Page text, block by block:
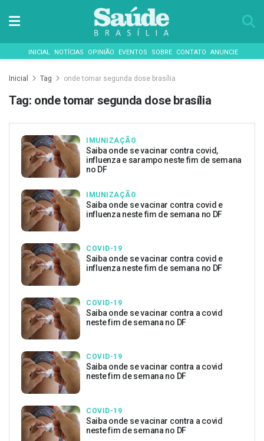
INICIAL NOTÍCIAS OPINIÃO EVENTOS SOBRE CONTATO ANUNCIE
Inicial Tag onde tomar segunda dose brasília
Tag: onde tomar segunda dose brasília
IMUNIZAÇÃO
Saiba onde se vacinar contra covid,
influenza e sarampo neste fim de semana
no DF
IMUNIZAÇÃO
Saiba onde se vacinar contra covid e
influenza neste fim de semana no DF
COVID-19
Saiba onde se vacinar contra covid e
influenza neste fim de semana no DF
COVID-19
Saiba onde se vacinar contra a covid
neste fim de semana no DF
COVID-19
Saiba onde se vacinar contra a covid
neste fim de semana no DF
COVID-19
Saiba onde se vacinar contra a covid
neste fim de semana no DF